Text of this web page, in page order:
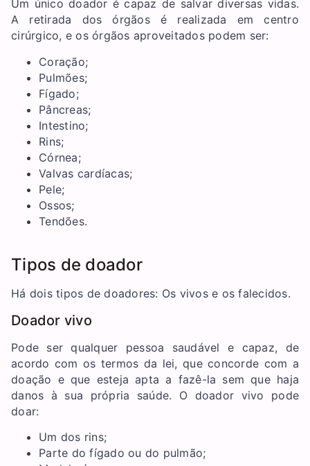
Um único doador é capaz de salvar diversas vidas.
A retirada dos órgãos é realizada em centro
cirúrgico, e os órgãos aproveitados podem ser:
Coração;
Pulmões;
Fígado;
Pâncreas;
Intestino;
Rins;
Córnea;
Valvas cardíacas;
Pele;
Ossos;
Tendões.
Tipos de doador
Há dois tipos de doadores: Os vivos e os falecidos.
Doador vivo
Pode ser qualquer pessoa saudável e capaz, de
acordo com os termos da lei, que concorde com a
doação e que esteja apta a fazê-la sem que haja
danos à sua própria saúde. O doador vivo pode
doar:
Um dos rins;
Parte do fígado ou do pulmão;